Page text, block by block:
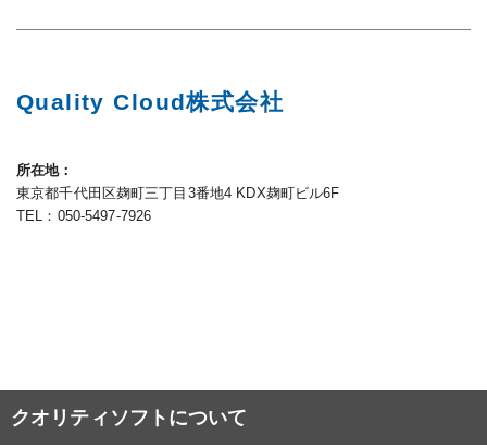
Quality Cloud株式会社
所在地
東京都千代田区麹町三丁目3番地4 KDX麹町ビル6F
TEL：050-5497-7926
クオリティソフトについて